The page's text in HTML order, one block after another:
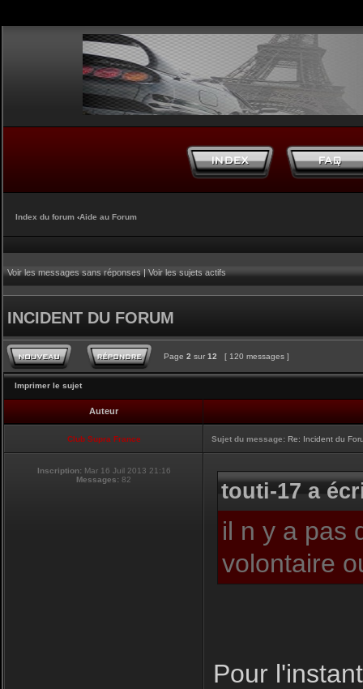
Index du forum ‹Aide au Forum
Voir les messages sans réponses|Voir les sujets actifs
INCIDENT DU FORUM
Page 2 sur 12 [ 120 messages ]
Imprimer le sujet
Auteur
Club Supra France Sujet du message: Re: Incident du
Inscription: Mar 16 Juil 2013 21:16
Messages: 82 touti-17 a
il n y a pas
volontaire
Pour